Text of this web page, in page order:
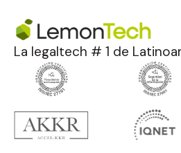
La legaltech # 1 de